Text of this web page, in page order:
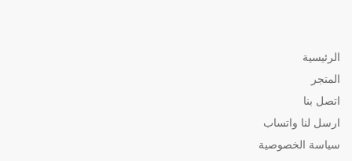
الرئيسية
المتجر
اتصل بنا
ارسل لنا واتساب
سياسة الخصوصية